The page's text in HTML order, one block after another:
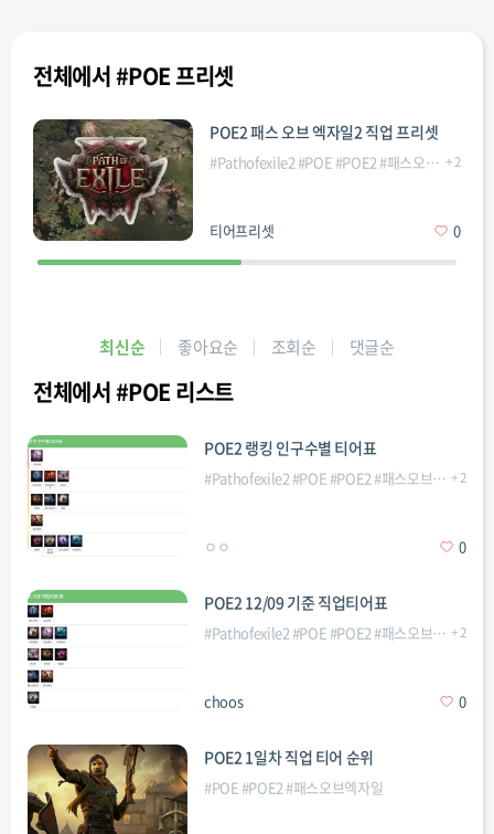
전체에서 #POE 프리셋
POE2 패스 오브 엑자일2 직업 프리셋
#Pathofexile2#POE#POE2#패스오브엑자일2 +2
티어프리셋 0
최신순 좋아요순 조회순 댓글순
전체에서 #POE 리스트
POE2 랭킹 인구수별 티어표
#Pathofexile2#POE#POE2#패스오브엑자일2 +2
ㅇㅇ 0
POE2 12/09 기준 직업티어표
#Pathofexile2#POE#POE2#패스오브엑자일2 +2
choos 0
POE2 1일차 직업 티어 순위
#POE#POE2#패스오브엑자일